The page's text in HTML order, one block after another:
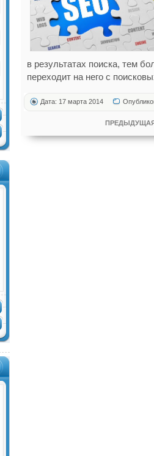
в результатах поиска, тем
переходит на него с
Дата: 17 марта 2014